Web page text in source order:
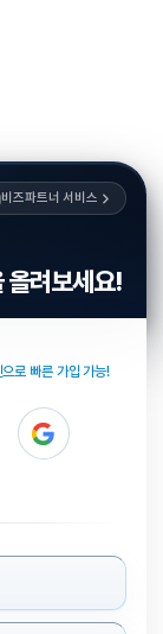
비즈파트너 서비스
올려보세요!
로 빠른 가입 가능!